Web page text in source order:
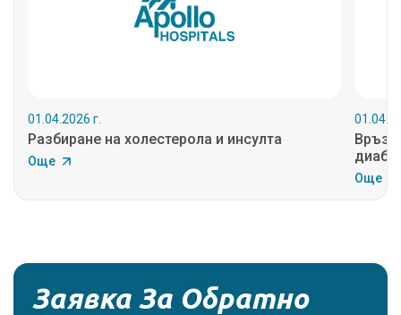
01.04.2026 г.
Разбиране на холестерола и инсулта
Още
Още
Заявка За Обратно